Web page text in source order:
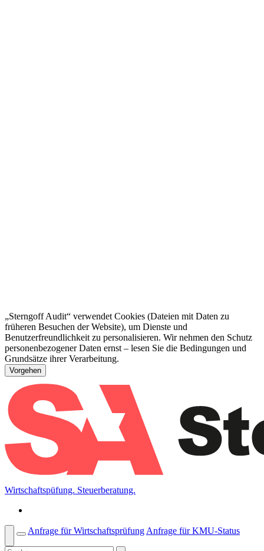
„Sterngoff Audit“ verwendet Cookies (Dateien mit Daten zu
früheren Besuchen der Website), um Dienste und
Benutzerfreundlichkeit zu personalisieren. Wir nehmen den Schutz
personenbezogener Daten ernst – lesen Sie die Bedingungen und
Grundsätze ihrer Verarbeitung.
Vorgehen
Wirtschaftspüfung. Steuerberatung.
Anfrage für Wirtschaftsprüfung Anfrage für KMU-Status